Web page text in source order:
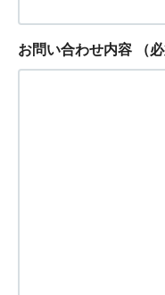
お問い合わせ内容 （